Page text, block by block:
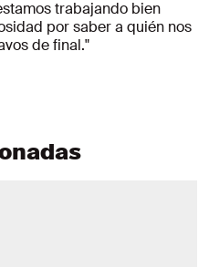
trabajando bien
por saber a quién nos
de final."